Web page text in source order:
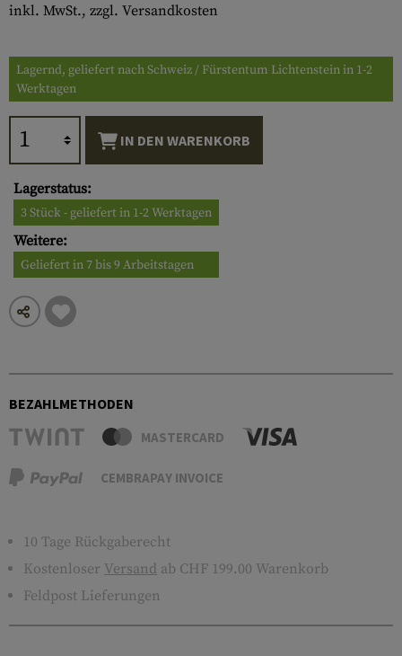
inkl. MwSt., zzgl. Versandkosten
Lagernd, geliefert nach Schweiz / Fürstentum Lichtenstein in 1-2
Werktagen
IN DEN WARENKORB
Lagerstatus:
3 Stück - geliefert in 1-2 Werktagen
Weitere:
Geliefert in 7 bis 9 Arbeitstagen
BEZAHLMETHODEN
MASTERCARD
CEMBRAPAY INVOICE
10 Tage Rückgaberecht
Kostenloser Versand ab CHF 199.00 Warenkorb
Feldpost Lieferungen